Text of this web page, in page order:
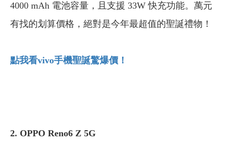
4000 mAh 電池容量，且支援 33W 快充功能。萬元
有找的划算價格，絕對是今年最超值的聖誕禮物！
點我看vivo手機聖誕驚爆價！
2. OPPO Reno6 Z 5G